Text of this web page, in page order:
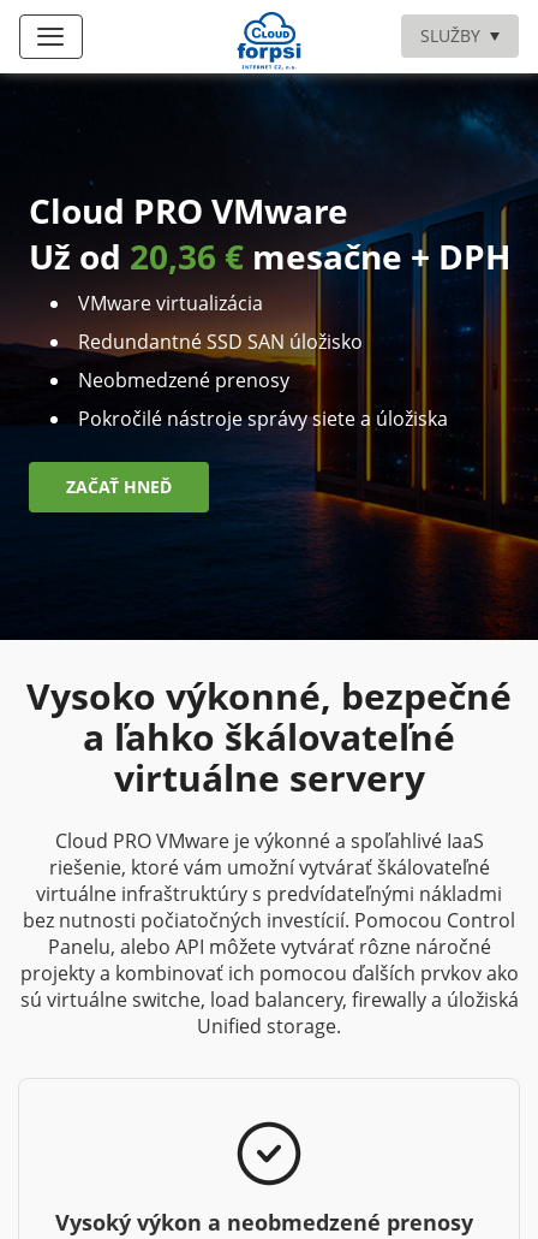
SLUŽBY
Cloud PRO VMware
Už od 20,36 €mesačne + DPH
VMware virtualizácia
Redundantné SSD SAN úložisko
Neobmedzené prenosy
Pokročilé nástroje správy siete a úložiska
ZAČAŤ HNEĎ
Vysoko výkonné, bezpečné
a ľahko škálovateľné
virtuálne servery
Cloud PRO VMware je výkonné a spoľahlivé IaaS
riešenie, ktoré vám umožní vytvárať škálovateľné
virtuálne infraštruktúry s predvídateľnými nákladmi
bez nutnosti počiatočných investícií. Pomocou Control
Panelu, alebo API môžete vytvárať rôzne náročné
projekty a kombinovať ich pomocou ďalších prvkov ako
sú virtuálne switche, load balancery, firewally a úložiská
Unified storage.
Vysoký výkon a neobmedzené prenosy